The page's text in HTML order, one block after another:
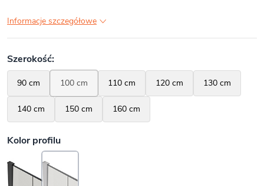
Informacje szczegółowe